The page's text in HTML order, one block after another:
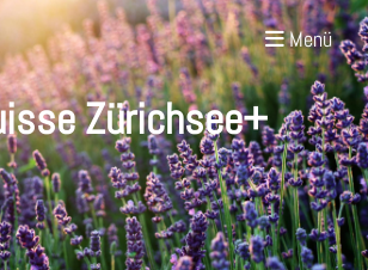
Menü
Zürichsee+